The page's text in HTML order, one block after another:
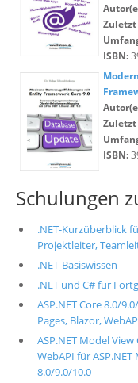
ISBN:
ISBN:
Schulungen
.NET-Kurzüberblick
Projektleiter,
.NET-Basiswissen
.NET und C# für
ASP.NET Core 8.0/
Pages, Blazor,
ASP.NET Model
WebAPI für ASP.NET
8.0/9.0/10.0